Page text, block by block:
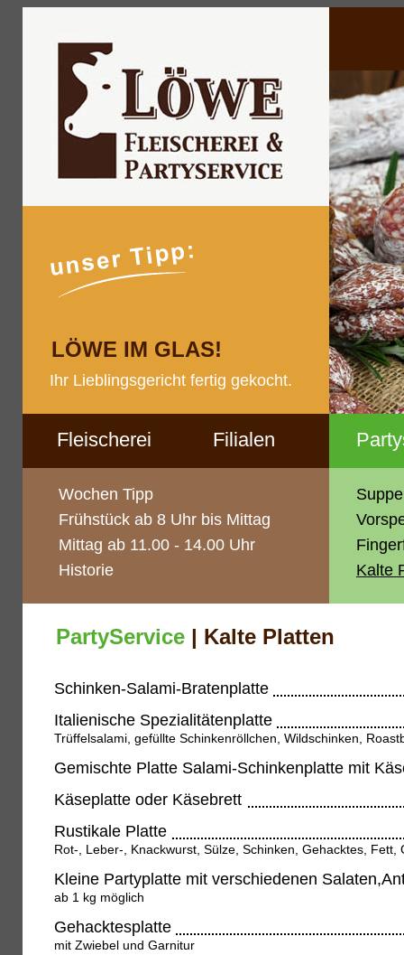
LÖWE IM GLAS!
Ihr Lieblingsgericht fertig gekocht.
Fleischerei Filialen
Wochen Tipp
Frühstück ab 8 Uhr bis Mittag
Mittag ab 11.00 - 14.00 Uhr
Historie
Kalte
PartyService | Kalte Platten
Schinken-Salami-Bratenplatte
Italienische Spezialitätenplatte
Trüffelsalami, gefüllte Schinkenröllchen, Wildschinken,
Gemischte Platte Salami-Schinkenplatte mit
Käseplatte oder Käsebrett
Rustikale Platte
Rot-, Leber-, Knackwurst, Sülze, Schinken, Gehacktes, Fett,
Kleine Partyplatte mit verschiedenen
ab 1 kg möglich
Gehacktesplatte
mit Zwiebel und Garnitur